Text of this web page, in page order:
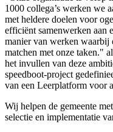
1000 collega’s werken we
met heldere doelen voor
efficiënt samenwerken aan
manier van werken
matchen met onze taken."
het invullen van deze
speedboot-project
van een Leerplatform voor
Wij helpen de gemeente
selectie en implementatie